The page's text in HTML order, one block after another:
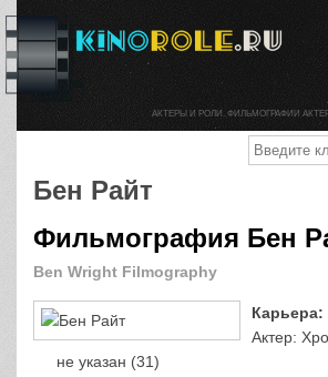
Бен Райт
Фильмография Бен
Ben Wright Filmography
Карьера:
Актер:
не указан (31)
АКТЕРЫ И РОЛИ. ФИЛЬМОГРАФИИ